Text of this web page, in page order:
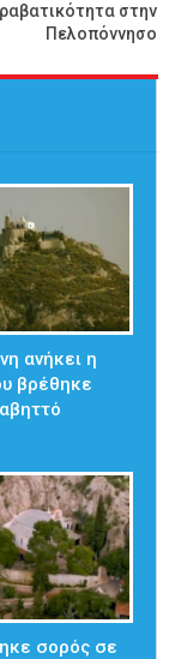
στην
Πελοπόννησο
ανήκει η
βρέθηκε
σορός σε